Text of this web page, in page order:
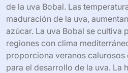
de la uva Bobal. Las
maduración de la uva,
azúcar. La uva Bobal se cultiva
regiones con clima
proporciona veranos calurosos
para el desarrollo de la uva. La